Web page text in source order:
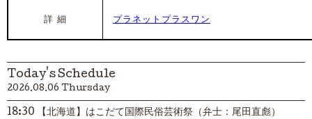
詳 細 プラネットプラスワン
Today's Schedule
2026.08.06 Thursday
18:30 【北海道】はこだて国際民俗芸術祭（弁士：尾田直彪）